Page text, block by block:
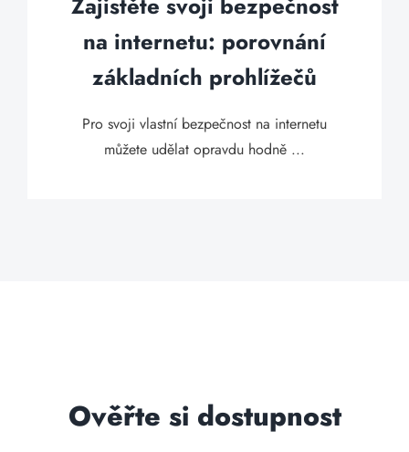
na internetu: porovnání
základních prohlížečů
Pro svoji vlastní bezpečnost na internetu
můžete udělat opravdu hodně ...
Ověřte si dostupnost